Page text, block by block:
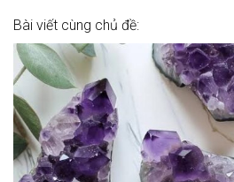
Bài viết cùng chủ đề: